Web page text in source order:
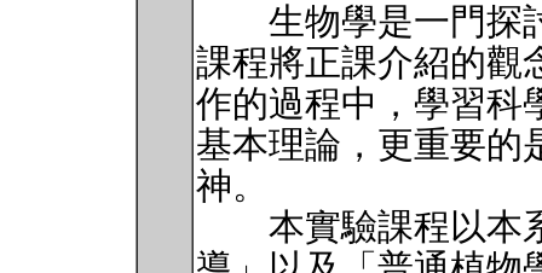
生物學是一門探討
課程將正課介紹的觀
作的過程中，學習科
基本理論，更重要的
神。
本實驗課程以本系